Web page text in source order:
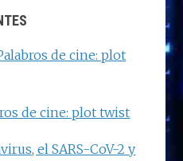
de cine: plot
de cine: plot twist
el SARS-CoV-2 y